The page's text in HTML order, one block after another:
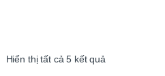
Hiển thị tất cả 5 kết quả